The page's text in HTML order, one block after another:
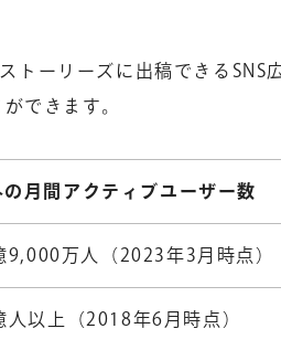
トーリーズに出稿できるSNS
できます。
の月間アクティブユーザー数
9,000万人（2023年3月時点）
人以上（2018年6月時点）